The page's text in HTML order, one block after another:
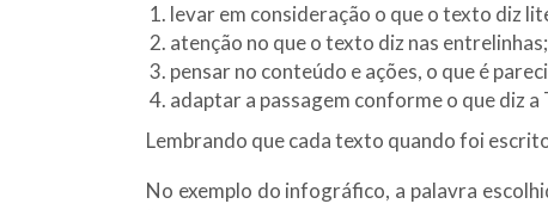
levar em consideração o que o texto diz
atenção no que o texto diz nas entrelinhas;
pensar no conteúdo e ações, o que é
adaptar a passagem conforme o que diz
Lembrando que cada texto quando foi
No exemplo do infográfico, a palavra